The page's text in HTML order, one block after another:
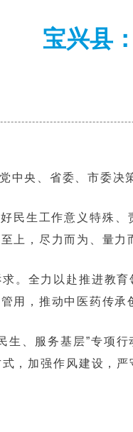
宝兴县
中央、省委、市委决
民生工作意义特殊
上，尽力而为、量力
。全力以赴推进教
用，推动中医药传
生、服务基层”专项
，加强作风建设，